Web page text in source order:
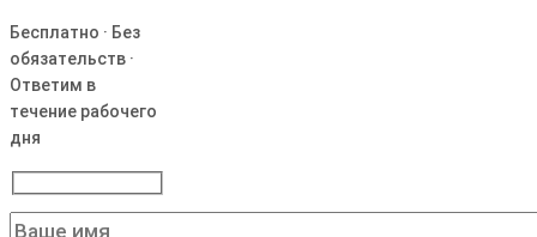
Бесплатно · Без
обязательств ·
Ответим в
течение рабочего
дня